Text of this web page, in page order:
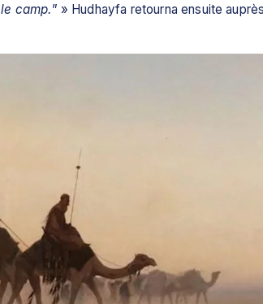
camp.” » Hudhayfa retourna ensuite